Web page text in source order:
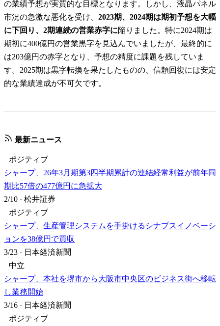
の業績予想が実質的な目標となります。しかし、液晶パネル
市況の急激な悪化を受け、 2023期、2024期は期初予想を大幅
に下回り、2期連続の営業赤字に陥りました。特に2024期は
期初に400億円の営業黒字を見込んでいましたが、最終的に
は203億円の赤字となり、予想の精度に課題を残していま
す。2025期は黒字転換を果たしたものの、信頼回復には安定
的な業績達成が不可欠です。
最新ニュース
ポジティブ
シャープ、26年3月期第3四半期累計の連結経常利益が前年同
期比57倍の477億円に急拡大
2/10 · 松井証券
ポジティブ
シャープ、生産管理システムを手掛けるシナプスイノベーシ
ョンを38億円で買収
3/23 · 日本経済新聞
中立
シャープ、本社を堺市から大阪市中央区のビジネス街へ移転
し業務開始
3/16 · 日本経済新聞
ポジティブ